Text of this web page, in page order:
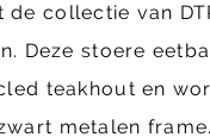
de collectie van
Deze stoere
teakhout en
metalen